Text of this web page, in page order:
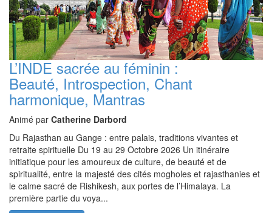
L’INDE sacrée au féminin :
Beauté, Introspection, Chant
harmonique, Mantras
Animé par Catherine Darbord
Du Rajasthan au Gange : entre palais, traditions vivantes et
retraite spirituelle Du 19 au 29 Octobre 2026 Un itinéraire
initiatique pour les amoureux de culture, de beauté et de
spiritualité, entre la majesté des cités mogholes et rajasthanies et
le calme sacré de Rishikesh, aux portes de l’Himalaya. La
première partie du voya...